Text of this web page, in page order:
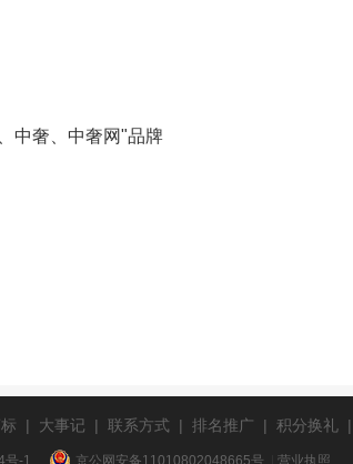
中奢、中奢网"品牌
| 大事记 | 联系方式 | 排名推广 | 积分换礼
-1 京公网安备11010802048665号 营业执照